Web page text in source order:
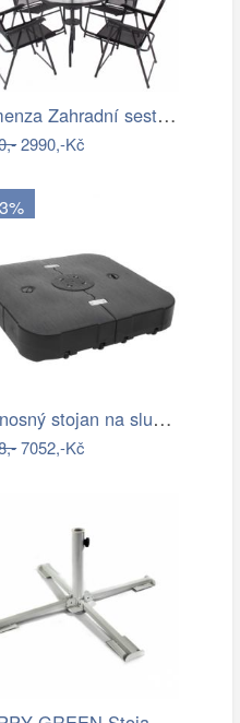
Dimenza Zahradní sestava MADRID se…
2990,-Kč
Přenosný stojan na slunečník Dekorhome
7052,-Kč